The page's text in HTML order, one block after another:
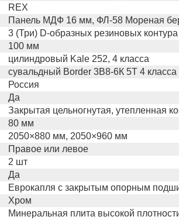
REX
Панель МДФ 16 мм, ФЛ-58 Мореная
3 (Три) D-образных резиновых контура
100 мм
цилиндровый Kale 252, 4 класса
сувальдный Border 3В8-6К 5Т 4 класса
Россия
Да
Закрытая цельногнутая, утепленная
80 мм
2050×880 мм, 2050×960 мм
Правое или левое
2 шт
Да
Еврокапля с закрытым опорным
Хром
Минеральная плита высокой